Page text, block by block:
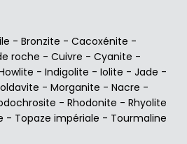
- Bronzite - Cacoxénite -
roche - Cuivre - Cyanite -
- Indigolite - Iolite - Jade -
- Morganite - Nacre -
- Rhodonite - Rhyolite
- Topaze impériale - Tourmaline